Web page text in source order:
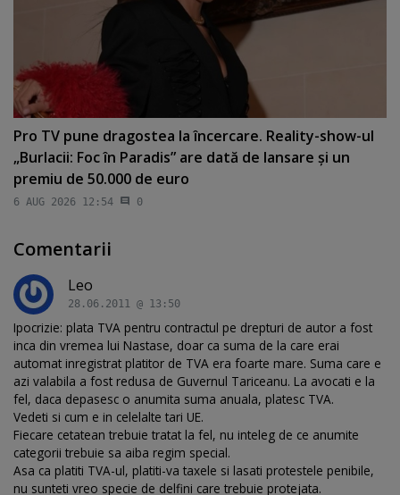
Pro TV pune dragostea la încercare. Reality-show-ul
„Burlacii: Foc în Paradis” are dată de lansare şi un
premiu de 50.000 de euro
6 AUG 2026 12:54 0
Comentarii
Leo
28.06.2011 @ 13:50
Ipocrizie: plata TVA pentru contractul pe drepturi de autor a fost
inca din vremea lui Nastase, doar ca suma de la care erai
automat inregistrat platitor de TVA era foarte mare. Suma care e
azi valabila a fost redusa de Guvernul Tariceanu. La avocati e la
fel, daca depasesc o anumita suma anuala, platesc TVA.
Vedeti si cum e in celelalte tari UE.
Fiecare cetatean trebuie tratat la fel, nu inteleg de ce anumite
categorii trebuie sa aiba regim special.
Asa ca platiti TVA-ul, platiti-va taxele si lasati protestele penibile,
nu sunteti vreo specie de delfini care trebuie protejata.